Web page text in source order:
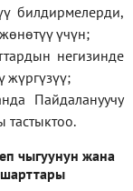
билдирмелерди,
үчүн;
негизинде
жүргүзүү;
Пайдалануучу
тастыктоо.
чыгуунун жана